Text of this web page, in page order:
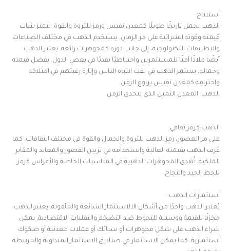
استنتاج:
الذهب يحمل تاريخًا طويلًا كمعدن نفيس ورمز للثروة والقوة. يتميز بثبات
قيمته وقوته الشرائية على مر الزمان. يستخدم الذهب في مختلف الصناعات
والتطبيقات التكنولوجية، إلى جانب دوره كمجوهرات رائعة. يعتبر الذهب
أيضًا ملاذًا آمنًا للمستثمرين واحتياطيًا نقديًا في بعض الدول. بفضل قيمته
وجماله، يستمر الذهب في لفت انتباه الناس وإثارة رغبتهم في امتلاكه
واحترامه كمعدن نفيس يراوغ الزمن.
الذهب: المعدن الثمين الذي يتحدى الزمن
الذهب كرمز ثقافي:
على مر العصور، رمز الذهب للثروة والجمال والقوة في مختلف الثقافات. كما
عُرف الذهب بقيمته العالية واستخدامه في تزيين القصور والمعابد والمقابر
الملكية. تُهدى المجوهرات الذهبية في المناسبات الخاصة والأعراس كرمز
للحظ الجيد والنجاح.
استثمارات الذهب:
يُعتبر الذهب واحدًا من أشكال الالاستثمار الشائعة والمأمونة. يعتبر الذهب
مخزنًا للقيمة ووسيلة للتحوط ضد التضخم والتقلبات الاقتصادية. يمكن
شراء الذهب على شكل مجوهرات أو سبائك أو عملات معدنية أو صكوك
استثمارية. كما يمكن الاستثمار في صناديق الاستثمار المتداولة والمرتبطة